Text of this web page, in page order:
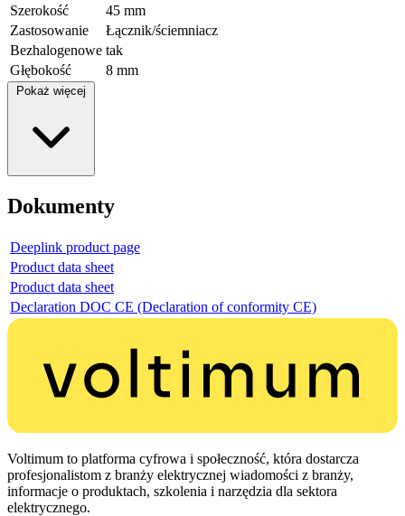
Szerokość
45 mm
Zastosowanie
Łącznik/ściemniacz
Bezhalogenowe tak
Głębokość
8 mm
Pokaż więcej
Dokumenty
Deeplink product page
Product data sheet
Product data sheet
Declaration DOC CE (Declaration of conformity CE)
Voltimum to platforma cyfrowa i społeczność, która dostarcza
profesjonalistom z branży elektrycznej wiadomości z branży,
informacje o produktach, szkolenia i narzędzia dla sektora
elektrycznego.